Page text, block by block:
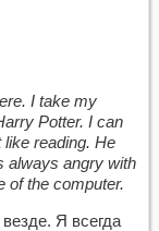
I take my
Potter. I can
like reading. He
always angry with
of the computer.
Я всегда